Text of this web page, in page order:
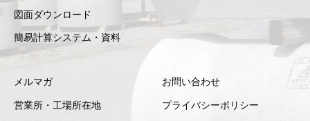
図面ダウンロード
簡易計算システム・資料
メルマガ
営業所・工場所在地
お問い合わせ
プライバシーポリシー